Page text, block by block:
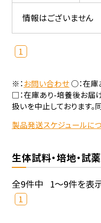
情報はございません
1
※：お問い合わせ○：在庫
□：在庫あり-培養後お届
扱いを中止しております。
製品発送スケジュールに
生体試料・培地・試薬
全9件中 1～9件を表
1